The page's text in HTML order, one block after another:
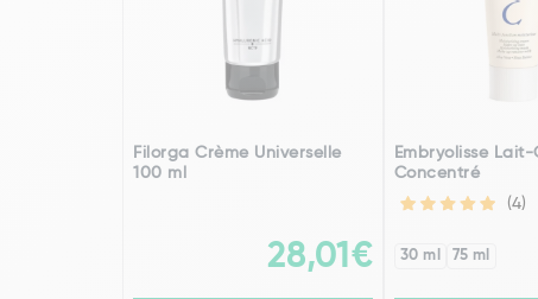
Filorga Crème Universelle
100 ml
28,01€
Embryolisse Lait-
Concentré
(4)
30 ml 75 ml